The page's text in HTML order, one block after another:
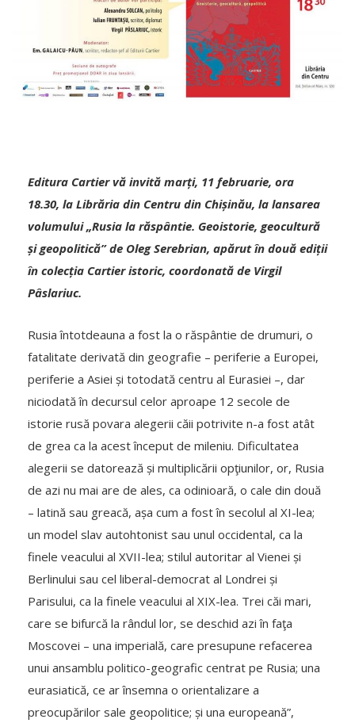
Editura Cartier vă invită marți, 11 februarie, ora
18.30, la Librăria din Centru din Chișinău, la lansarea
volumului „Rusia la răspântie. Geoistorie, geocultură
și geopolitică” de Oleg Serebrian, apărut în două ediții
în colecția Cartier istoric, coordonată de Virgil
Pâslariuc.
Rusia întotdeauna a fost la o răspântie de drumuri, o
fatalitate derivată din geografie – periferie a Europei,
periferie a Asiei și totodată centru al Eurasiei –, dar
niciodată în decursul celor aproape 12 secole de
istorie rusă povara alegerii căii potrivite n-a fost atât
de grea ca la acest început de mileniu. Dificultatea
alegerii se datorează și multiplicării opţiunilor, or, Rusia
de azi nu mai are de ales, ca odinioară, o cale din două
– latină sau greacă, așa cum a fost în secolul al XI-lea;
un model slav autohtonist sau unul occidental, ca la
finele veacului al XVII-lea; stilul autoritar al Vienei și
Berlinului sau cel liberal-democrat al Londrei și
Parisului, ca la finele veacului al XIX-lea. Trei căi mari,
care se bifurcă la rândul lor, se deschid azi în faţa
Moscovei – una imperială, care presupune refacerea
unui ansamblu politico-geografic centrat pe Rusia; una
eurasiatică, ce ar însemna o orientalizare a
preocupărilor sale geopolitice; și una europeană”,